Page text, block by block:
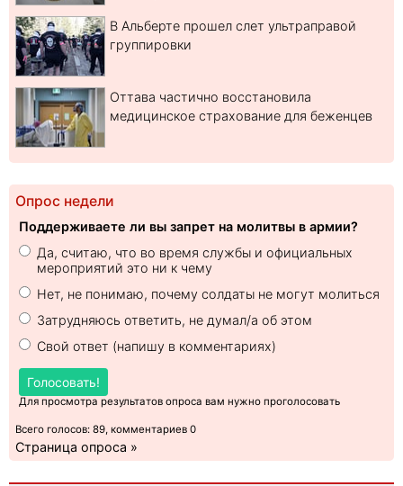
В Альберте прошел слет ультраправой
группировки
Оттава частично восстановила
медицинское страхование для беженцев
Опрос недели
Поддерживаете ли вы запрет на молитвы в армии?
Да, считаю, что во время службы и официальных
мероприятий это ни к чему
Нет, не понимаю, почему солдаты не могут молиться
Затрудняюсь ответить, не думал/а об этом
Свой ответ (напишу в комментариях)
Голосовать!
Для просмотра результатов опроса вам нужно проголосовать
Всего голосов: 89, комментариев 0
Страница опроса »